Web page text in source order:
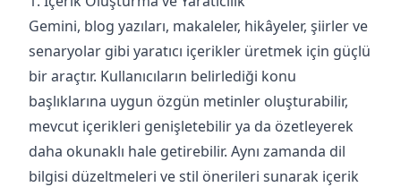
Gemini, blog yazıları, makaleler, hikâyeler, şiirler ve
senaryolar gibi yaratıcı içerikler üretmek için güçlü
bir araçtır. Kullanıcıların belirlediği konu
başlıklarına uygun özgün metinler oluşturabilir,
mevcut içerikleri genişletebilir ya da özetleyerek
daha okunaklı hale getirebilir. Aynı zamanda dil
bilgisi düzeltmeleri ve stil önerileri sunarak içerik